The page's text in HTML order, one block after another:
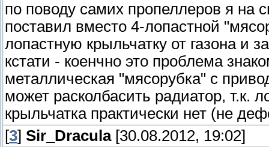
по поводу самих пропеллеров я на
поставил вместо 4-лопастной
лопастную крыльчатку от газона и
кстати - коенчно это проблема
металлическая "мясорубка" с
может расколбасить радиатор, т.к.
крыльчатка практически нет (не
[3] Sir_Dracula[30.08.2012, 19:02]